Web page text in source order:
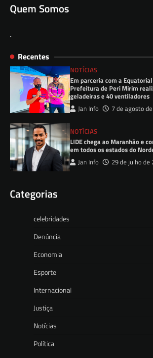
Quem Somos
.
Recentes
NOTÍCIAS
Em parceria com a
Prefeitura de Peri Mirim
geladeiras e 40 ventiladores
Jan Info 7 de agosto
NOTÍCIAS
LIDE chega ao Maranhão e
em todos os estados do
Jan Info 29 de julho de
Categorias
celebridades
Denúncia
Economia
Esporte
Internacional
Justiça
Notícias
Política